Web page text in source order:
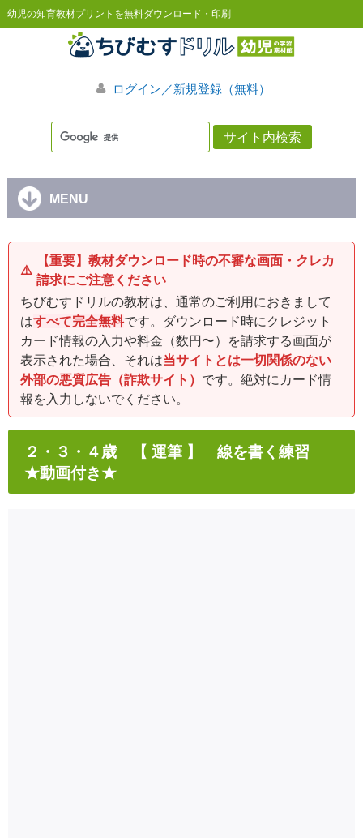
幼児の知育教材プリントを無料ダウンロード・印刷
ログイン／新規登録（無料）
MENU
⚠️
【重要】教材ダウンロード時の不審な画面・クレカ
請求にご注意ください
ちびむすドリルの教材は、通常のご利用におきまして
はすべて完全無料です。ダウンロード時にクレジット
カード情報の入力や料金（数円〜）を請求する画面が
表示された場合、それは当サイトとは一切関係のない
外部の悪質広告（詐欺サイト） です。絶対にカード情
報を入力しないでください。
２・３・４歳 【 運筆 】 線を書く練習
★動画付き★